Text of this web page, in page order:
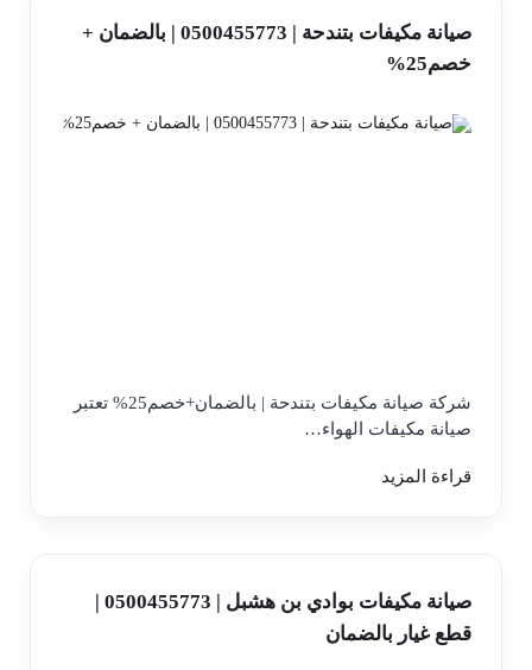
صيانة مكيفات بتندحة | 0500455773 | بالضمان +
خصم25%
شركة صيانة مكيفات بتندحة | بالضمان+خصم25% تعتبر
صيانة مكيفات الهواء…
قراءة المزيد
صيانة مكيفات بوادي بن هشبل | 0500455773 |
قطع غيار بالضمان